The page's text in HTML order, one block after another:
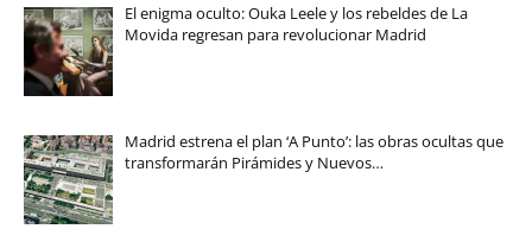
El enigma oculto: Ouka Leele y los rebeldes de La
Movida regresan para revolucionar Madrid
Madrid estrena el plan ‘A Punto’: las obras ocultas que
transformarán Pirámides y Nuevos…